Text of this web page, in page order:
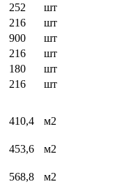
252
шт
216
шт
900
шт
216
шт
180
шт
216
шт
410,4
м2
453,6
м2
568,8
м2